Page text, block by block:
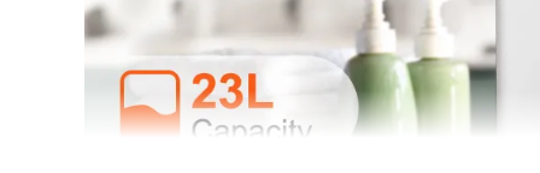
Bescherming tegen oververhitting Ja, KSD301-
Kleur wit